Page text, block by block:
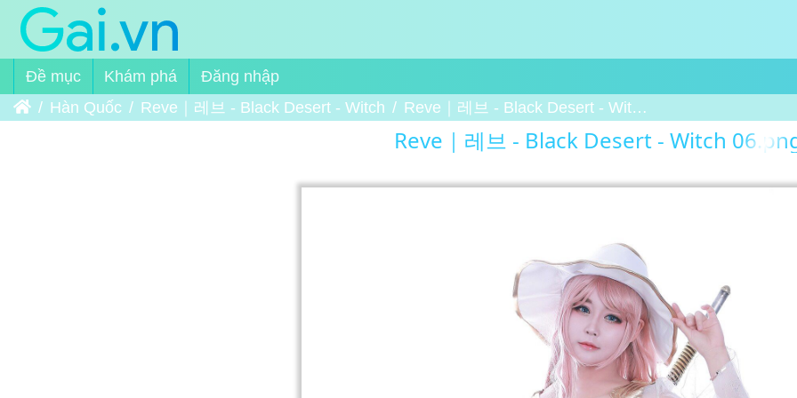
Đề mục Khám phá
Đăng nhập
Trang chủHàn Quốc Reve｜레브 - Black Desert - Witch Reve｜레브 - Black Desert - Witch 06
Reve｜레브 - Black Desert - Witch